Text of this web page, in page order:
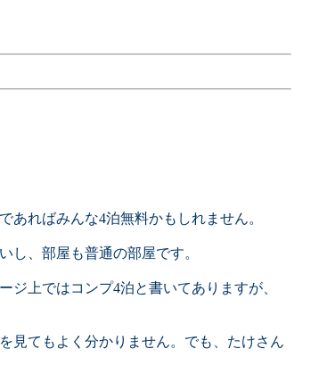
ればみんな4泊無料かもしれません。
し、部屋も普通の部屋です。
上ではコンプ4泊と書いてありますが、
見てもよく分かりません。でも、たけさん